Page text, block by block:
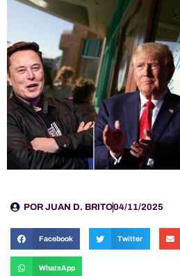
POR JUAN D. BRITO04/11/2025
Facebook Twitter
WhatsApp